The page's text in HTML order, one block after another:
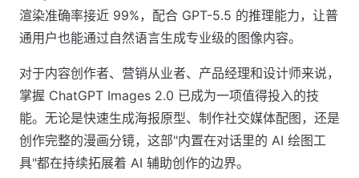
渲染准确率接近 99%，配合 GPT-5.5 的推理能力，让普
通用户也能通过自然语言生成专业级的图像内容。
对于内容创作者、营销从业者、产品经理和设计师来说，
掌握 ChatGPT Images 2.0 已成为一项值得投入的技
能。无论是快速生成海报原型、制作社交媒体配图，还是
创作完整的漫画分镜，这部"内置在对话里的 AI 绘图工
具"都在持续拓展着 AI 辅助创作的边界。